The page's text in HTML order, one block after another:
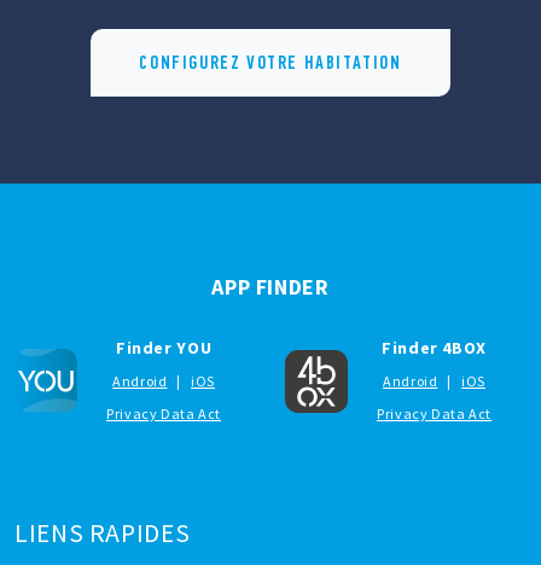
CONFIGUREZ VOTRE HABITATION
LIENS RAPIDES
APP FINDER
Finder YOU
Android |
iOS
Privacy Data Act
Finder 4BOX
Android |
iOS
Privacy Data Act